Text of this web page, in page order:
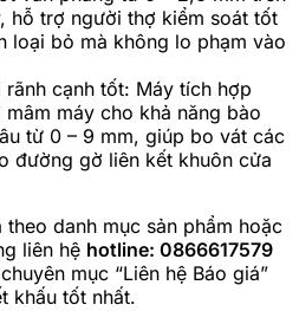
hỗ trợ người thợ kiểm soát tốt
loại bỏ mà không lo phạm vào
cạnh tốt: Máy tích hợp
máy cho khả năng bào
từ 0 – 9 mm, giúp bo vát các
đường gờ liên kết khuôn cửa
danh mục sản phẩm hoặc
liên hệ hotline: 0866617579
mục “Liên hệ Báo giá”
khấu tốt nhất.